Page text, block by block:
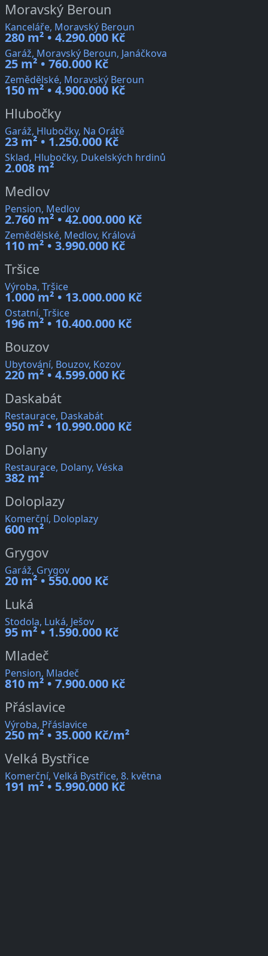
Moravský Beroun
Kanceláře, Moravský Beroun
280 m² • 4.290.000 Kč
Garáž, Moravský Beroun, Janáčkova
25 m² • 760.000 Kč
Zemědělské, Moravský Beroun
150 m² • 4.900.000 Kč
Hlubočky
Garáž, Hlubočky, Na Orátě
23 m² • 1.250.000 Kč
Sklad, Hlubočky, Dukelských hrdinů
2.008 m²
Medlov
Pension, Medlov
2.760 m² • 42.000.000 Kč
Zemědělské, Medlov, Králová
110 m² • 3.990.000 Kč
Tršice
Výroba, Tršice
1.000 m² • 13.000.000 Kč
Ostatní, Tršice
196 m² • 10.400.000 Kč
Bouzov
Ubytování, Bouzov, Kozov
220 m² • 4.599.000 Kč
Daskabát
Restaurace, Daskabát
950 m² • 10.990.000 Kč
Dolany
Restaurace, Dolany, Véska
382 m²
Doloplazy
Komerční, Doloplazy
600 m²
Grygov
Garáž, Grygov
20 m² • 550.000 Kč
Luká
Stodola, Luká, Ješov
95 m² • 1.590.000 Kč
Mladeč
Pension, Mladeč
810 m² • 7.900.000 Kč
Přáslavice
Výroba, Přáslavice
250 m² • 35.000 Kč/m²
Velká Bystřice
Komerční, Velká Bystřice, 8. května
191 m² • 5.990.000 Kč